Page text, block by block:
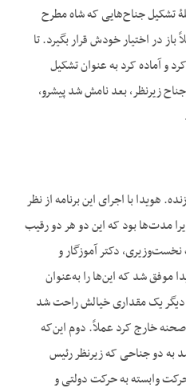
تشکیل جناح‌هایی که شاه مطرح
در اختیار خودش قرار بگیرد. تا
و آماده کرد به عنوان تشکیل
زیرنظر، بعد نامش شد پیشرو،
هویدا با اجرای این برنامه از نظر
مدت‌ها بود که این دو هر دو رقیب
دکتر آموزگار و
موفق شد که این‌ها را به‌عنوان
دیگر یک مقداری خیالش راحت شد
خارج کرد عملاً. دوم این‌که
به دو جناحی که زیرنظر رئیس
وابسته به حرکت دولتی و